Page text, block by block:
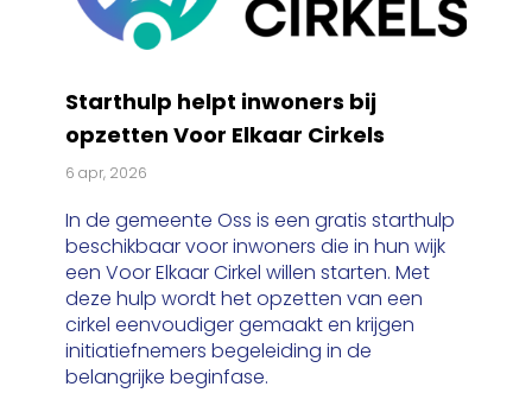
Starthulp helpt inwoners bij
opzetten Voor Elkaar Cirkels
6 apr, 2026
In de gemeente Oss is een gratis starthulp
beschikbaar voor inwoners die in hun wijk
een Voor Elkaar Cirkel willen starten. Met
deze hulp wordt het opzetten van een
cirkel eenvoudiger gemaakt en krijgen
initiatiefnemers begeleiding in de
belangrijke beginfase.